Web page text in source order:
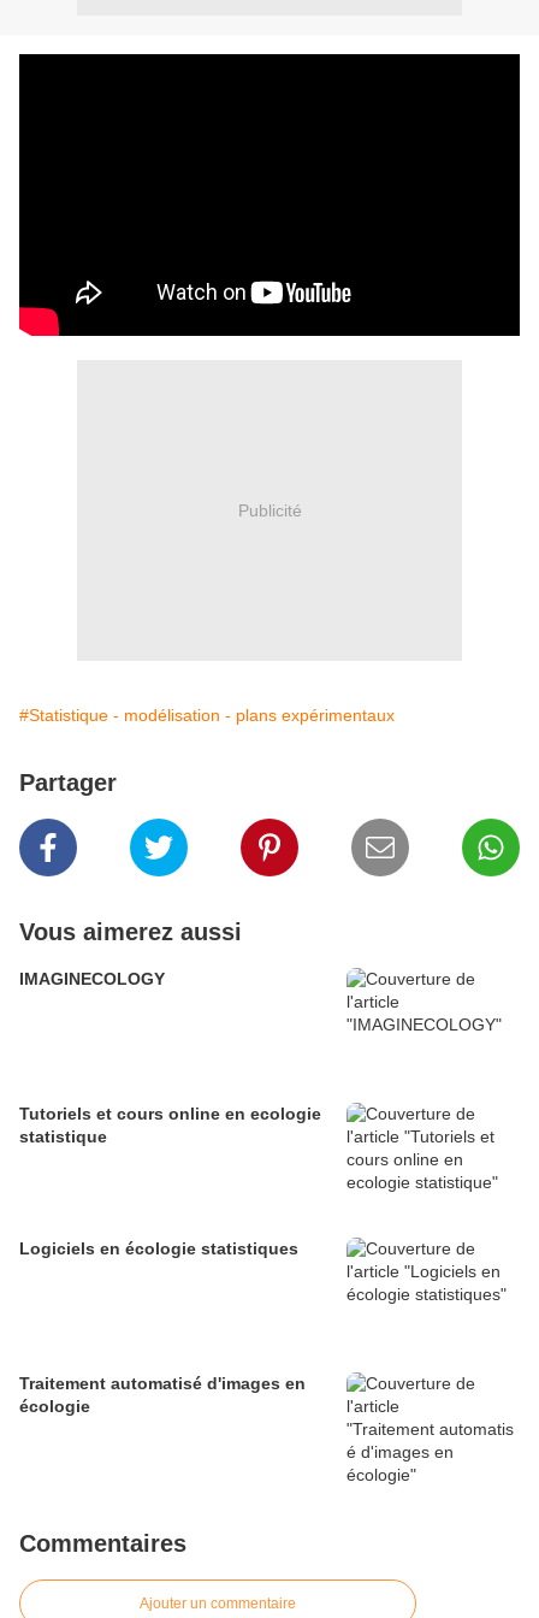
Publicité
#Statistique - modélisation - plans expérimentaux
Partager
Vous aimerez aussi
IMAGINECOLOGY
Tutoriels et cours online en ecologie
statistique
Logiciels en écologie statistiques
Traitement automatisé d'images en
écologie
Commentaires
Ajouter un commentaire